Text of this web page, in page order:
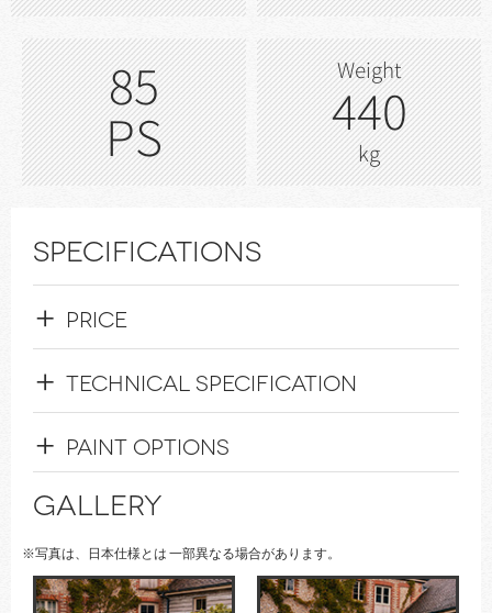
85
PS
Weight
440
kg
SPECIFICATIONS
+ PRICE
+ TECHNICAL SPECIFICATION
+ PAINT OPTIONS
GALLERY
※写真は、日本仕様とは 一部異なる場合があります。